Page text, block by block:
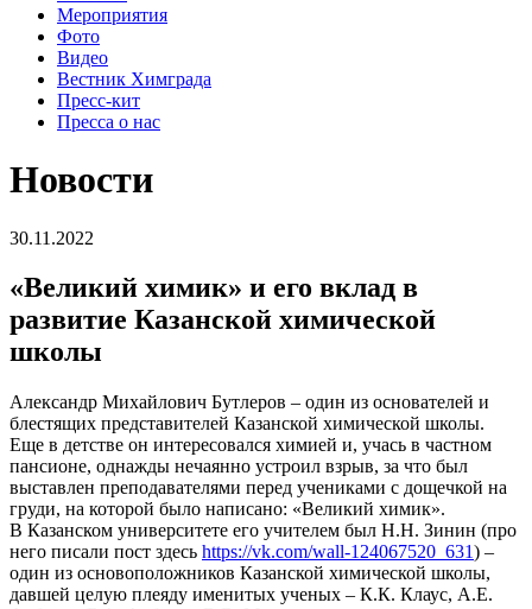
Мероприятия
Фото
Видео
Вестник Химграда
Пресс-кит
Пресса о нас
Новости
30.11.2022
«Великий химик» и его вклад в
развитие Казанской химической
школы
Александр Михайлович Бутлеров – один из основателей и
блестящих представителей Казанской химической школы.
Еще в детстве он интересовался химией и, учась в частном
пансионе, однажды нечаянно устроил взрыв, за что был
выставлен преподавателями перед учениками с дощечкой на
груди, на которой было написано: «Великий химик».
В Казанском университете его учителем был Н.Н. Зинин (про
него писали пост здесь https://vk.com/wall-124067520_631) –
один из основоположников Казанской химической школы,
давшей целую плеяду именитых ученых – К.К. Клаус, А.Е.